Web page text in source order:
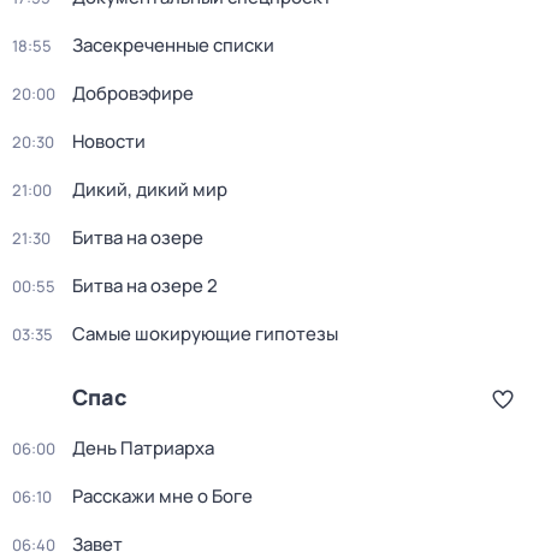
18:55 Заcекрeченные списки
20:00 Добровэфире
20:30 Новости
21:00 Дикий, дикий мир
21:30 Битва на озере
00:55 Битва на озере 2
03:35 Самые шoкиpующие гипотезы
Спас
06:00 День Патриарха
06:10 Расскажи мне о Боге
06:40 Завет